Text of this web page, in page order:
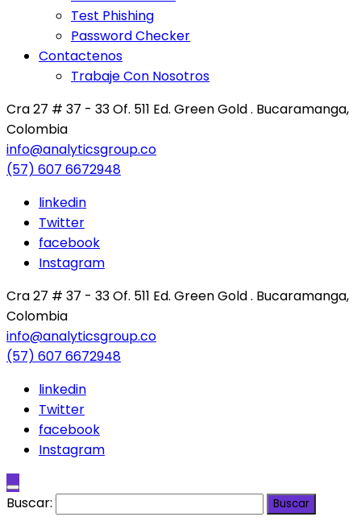
Test Phishing
Password Checker
Contactenos
Trabaje Con Nosotros
Cra 27 # 37 - 33 Of. 511 Ed. Green Gold . Bucaramanga,
Colombia
info@analyticsgroup.co
(57) 607 6672948
linkedin
Twitter
facebook
Instagram
Cra 27 # 37 - 33 Of. 511 Ed. Green Gold . Bucaramanga,
Colombia
info@analyticsgroup.co
(57) 607 6672948
linkedin
Twitter
facebook
Instagram
Buscar: